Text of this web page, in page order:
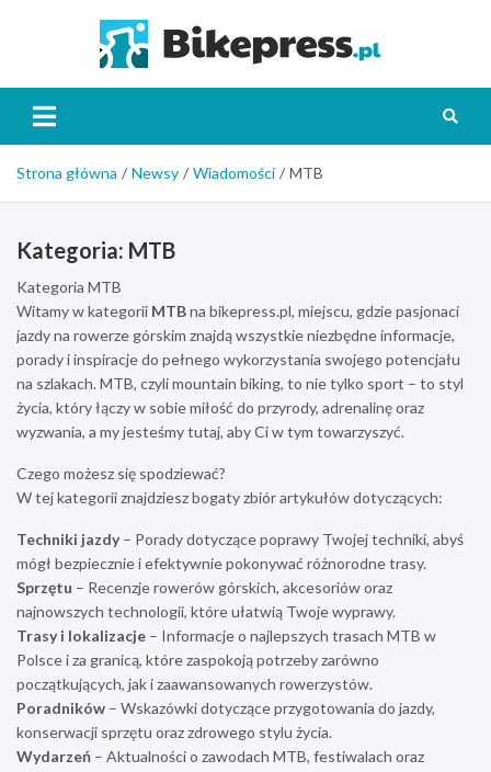
Strona główna Newsy Wiadomości MTB
Kategoria: MTB
Kategoria MTB
Witamy w kategorii MTBna bikepress.pl, miejscu, gdzie pasjonaci
jazdy na rowerze górskim znajdą wszystkie niezbędne informacje,
porady i inspiracje do pełnego wykorzystania swojego potencjału
na szlakach. MTB, czyli mountain biking, to nie tylko sport – to styl
życia, który łączy w sobie miłość do przyrody, adrenalinę oraz
wyzwania, a my jesteśmy tutaj, aby Ci w tym towarzyszyć.
Czego możesz się spodziewać?
W tej kategorii znajdziesz bogaty zbiór artykułów dotyczących:
Techniki jazdy– Porady dotyczące poprawy Twojej techniki, abyś
mógł bezpiecznie i efektywnie pokonywać różnorodne trasy.
Sprzętu – Recenzje rowerów górskich, akcesoriów oraz
najnowszych technologii, które ułatwią Twoje wyprawy.
Trasy i lokalizacje – Informacje o najlepszych trasach MTB w
Polsce i za granicą, które zaspokoją potrzeby zarówno
początkujących, jak i zaawansowanych rowerzystów.
Poradników – Wskazówki dotyczące przygotowania do jazdy,
konserwacji sprzętu oraz zdrowego stylu życia.
Wydarzeń – Aktualności o zawodach MTB, festiwalach oraz